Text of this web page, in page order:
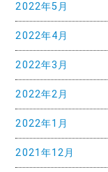
2022年5月
2022年4月
2022年3月
2022年2月
2022年1月
2021年12月